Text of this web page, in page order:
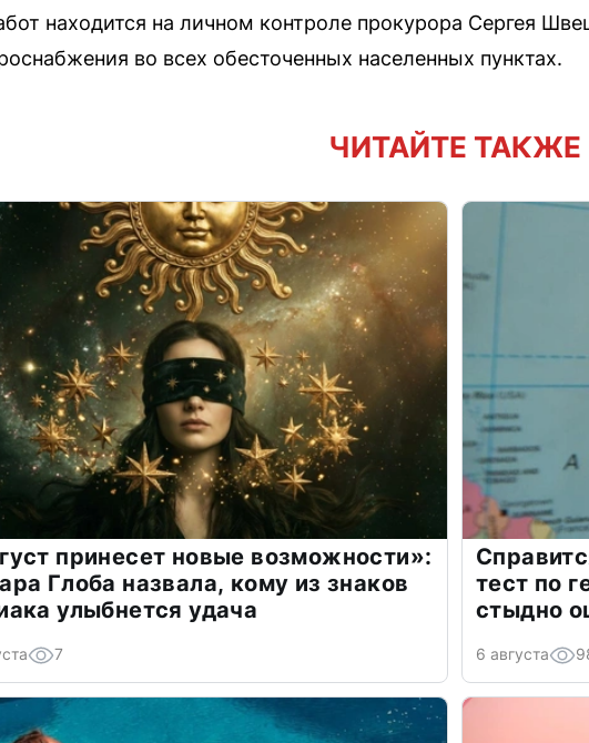
находится на личном контроле прокурора Сергея
во всех обесточенных населенных пунктах.
ЧИТАЙТЕ ТАКЖЕ
принесет новые возможности»:
Глоба назвала, кому из знаков
улыбнется удача
7
тест по
стыдно
6 августа